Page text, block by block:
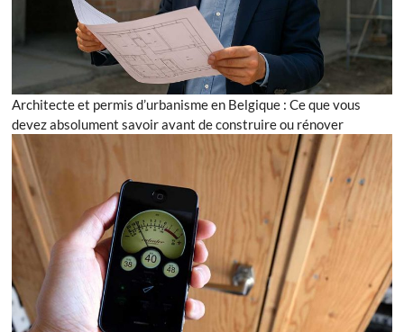
Architecte et permis d’urbanisme en Belgique : Ce que vous
devez absolument savoir avant de construire ou rénover